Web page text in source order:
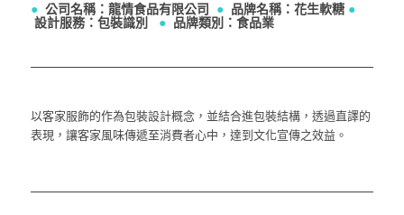
● 公司名稱：龍情食品有限公司 ● 品牌名稱：花生軟糖 ●
設計服務：包裝識別 ● 品牌類別：食品業
以客家服飾的作為包裝設計概念，並結合進包裝結構，透過直譯的
表現，讓客家風味傳遞至消費者心中，達到文化宣傳之效益。